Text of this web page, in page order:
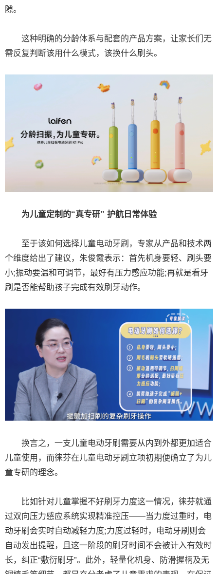
隙。
这种明确的分龄体系与配套的产品方案，让家长们无
需反复判断该用什么模式，该换什么刷头。
为儿童定制的“真专研” 护航日常体验
至于该如何选择儿童电动牙刷，专家从产品和技术两
个维度给出了建议，朱俊霞表示：首先机身要轻、刷头要
小;振动要温和可调节，最好有压力感应功能;再就是看牙
刷是否能帮助孩子完成有效刷牙动作。
换言之，一支儿童电动牙刷需要从内到外都更加适合
儿童使用，而徕芬在儿童电动牙刷立项初期便确立了为儿
童专研的理念。
比如针对儿童掌握不好刷牙力度这一情况，徕芬就通
过双向压力感应系统实现精准控压——当力度过重时，电
动牙刷会实时自动减轻力度;力度过轻时，电动牙刷则会
自动发出提醒，且这一阶段的刷牙时间不会被计入有效时
长，纠正“敷衍刷牙”。此外，轻量化机身、防滑握柄及无